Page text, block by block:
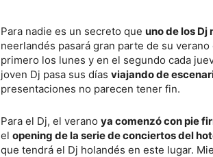
Para nadie es un secreto que uno de los
neerlandés pasará gran parte de su
primero los lunes y en el segundo cada
joven Dj pasa sus días viajando de
presentaciones no parecen tener fin.
Para el Dj, el verano ya comenzó con pie
el opening de la serie de conciertos del
que tendrá el Dj holandés en este lugar.